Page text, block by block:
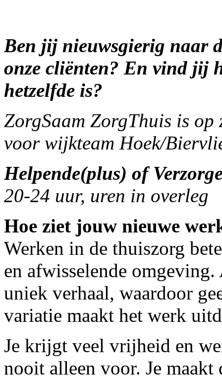
Ben jij nieuwsgierig naar
onze cliënten? En vind jij
hetzelfde is?
ZorgSaam ZorgThuis is op
voor wijkteam Hoek/
Helpende(plus) of
20-24 uur, uren in overleg
Hoe ziet jouw nieuwe
Werken in de thuiszorg
en afwisselende
uniek verhaal, waardoor
variatie maakt het werk
Je krijgt veel vrijheid en
nooit alleen voor. Je maakt